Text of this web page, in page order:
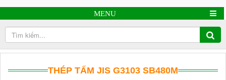
MENU
THÉP TẤM JIS G3103 SB480M